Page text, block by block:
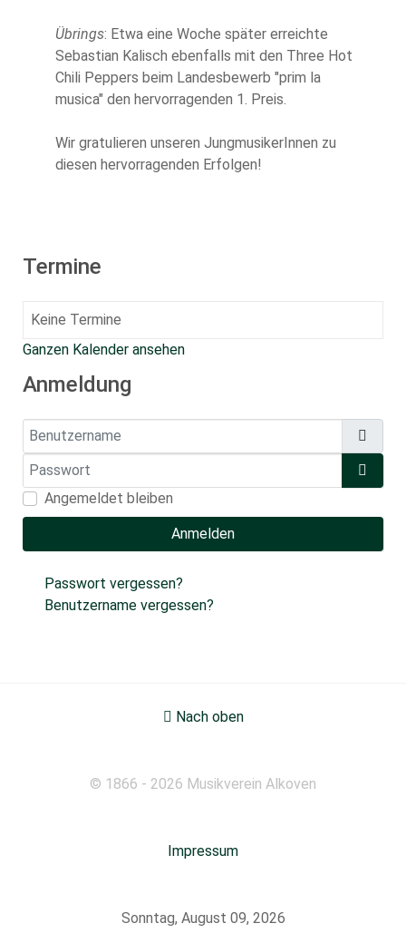
Übrings: Etwa eine Woche später erreichte
Sebastian Kalisch ebenfalls mit den Three Hot
Chili Peppers beim Landesbewerb "prim la
musica" den hervorragenden 1. Preis.
Wir gratulieren unseren JungmusikerInnen zu
diesen hervorragenden Erfolgen!
Termine
Keine Termine
Ganzen Kalender ansehen
Anmeldung
Benutzername
Passwort
Angemeldet bleiben
Anmelden
Passwort vergessen?
Benutzername vergessen?
Nach oben
© 1866 - 2026 Musikverein Alkoven
Impressum
Sonntag, August 09, 2026